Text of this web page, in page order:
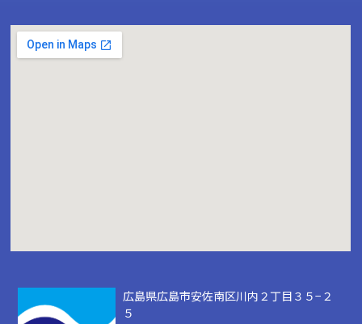
広島県広島市安佐南区川内２丁目３５−２
５